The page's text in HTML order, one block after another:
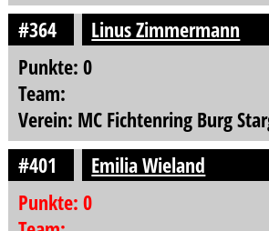
#364
Linus Zimmermann
Punkte: 0
Team:
Verein: MC Fichtenring Burg
#401
Emilia Wieland
Punkte: 0